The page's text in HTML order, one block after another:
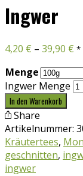
Ingwer
4,20 € – 39,90 € *
Menge
Ingwer Menge
In den Warenkorb
Share
Artikelnummer:
Kräutertees,
geschnitten,
ingwer